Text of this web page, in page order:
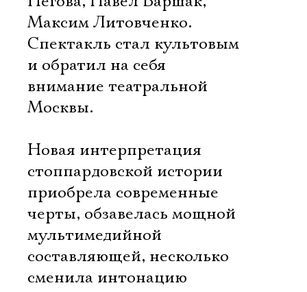
Максим Литовченко.
Спектакль стал культовым
и обратил на себя
внимание театральной
Москвы.
Новая интерпретация
стоппардовской истории
приобрела современные
черты, обзавелась мощной
мультимедийной
составляющей, несколько
сменила интонацию